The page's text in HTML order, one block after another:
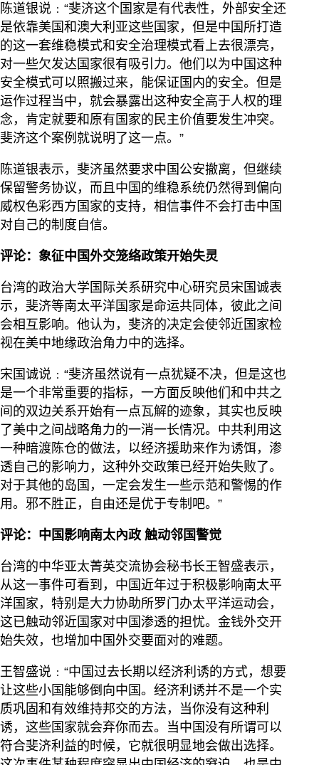
陈道银说﹕“斐济这个国家是有代表性，外部安全还
是依靠美国和澳大利亚这些国家，但是中国所打造
的这一套维稳模式和安全治理模式看上去很漂亮，
对一些欠发达国家很有吸引力。他们以为中国这种
安全模式可以照搬过来，能保证国内的安全。但是
运作过程当中，就会暴露出这种安全高于人权的理
念，肯定就要和原有国家的民主价值要发生冲突。
斐济这个案例就说明了这一点。”
陈道银表示，斐济虽然要求中国公安撤离，但继续
保留警务协议，而且中国的维稳系统仍然得到偏向
威权色彩西方国家的支持，相信事件不会打击中国
对自己的制度自信。
评论：象征中国外交笼络政策开始失灵
台湾的政治大学国际关系研究中心研究员宋国诚表
示，斐济等南太平洋国家是命运共同体，彼此之间
会相互影响。他认为，斐济的决定会使邻近国家检
视在美中地缘政治角力中的选择。
宋国诚说﹕“斐济虽然说有一点犹疑不决，但是这也
是一个非常重要的指标，一方面反映他们和中共之
间的双边关系开始有一点瓦解的迹象，其实也反映
了美中之间战略角力的一消一长情况。中共利用这
一种暗渡陈仓的做法，以经济援助来作为诱饵，渗
透自己的影响力，这种外交政策已经开始失败了。
对于其他的岛国，一定会发生一些示范和警惕的作
用。邪不胜正，自由还是优于专制吧。”
评论：中国影响南太內政 触动邻国警觉
台湾的中华亚太菁英交流协会秘书长王智盛表示，
从这一事件可看到，中国近年过于积极影响南太平
洋国家，特别是大力协助所罗门办太平洋运动会，
这已触动邻近国家对中国渗透的担忧。金钱外交开
始失效，也增加中国外交要面对的难题。
王智盛说﹕“中国过去长期以经济利诱的方式，想要
让这些小国能够倒向中国。经济利诱并不是一个实
质巩固和有效维持邦交的方法，当你没有这种利
诱，这些国家就会弃你而去。当中国没有所谓可以
符合斐济利益的时候，它就很明显地会做出选择。